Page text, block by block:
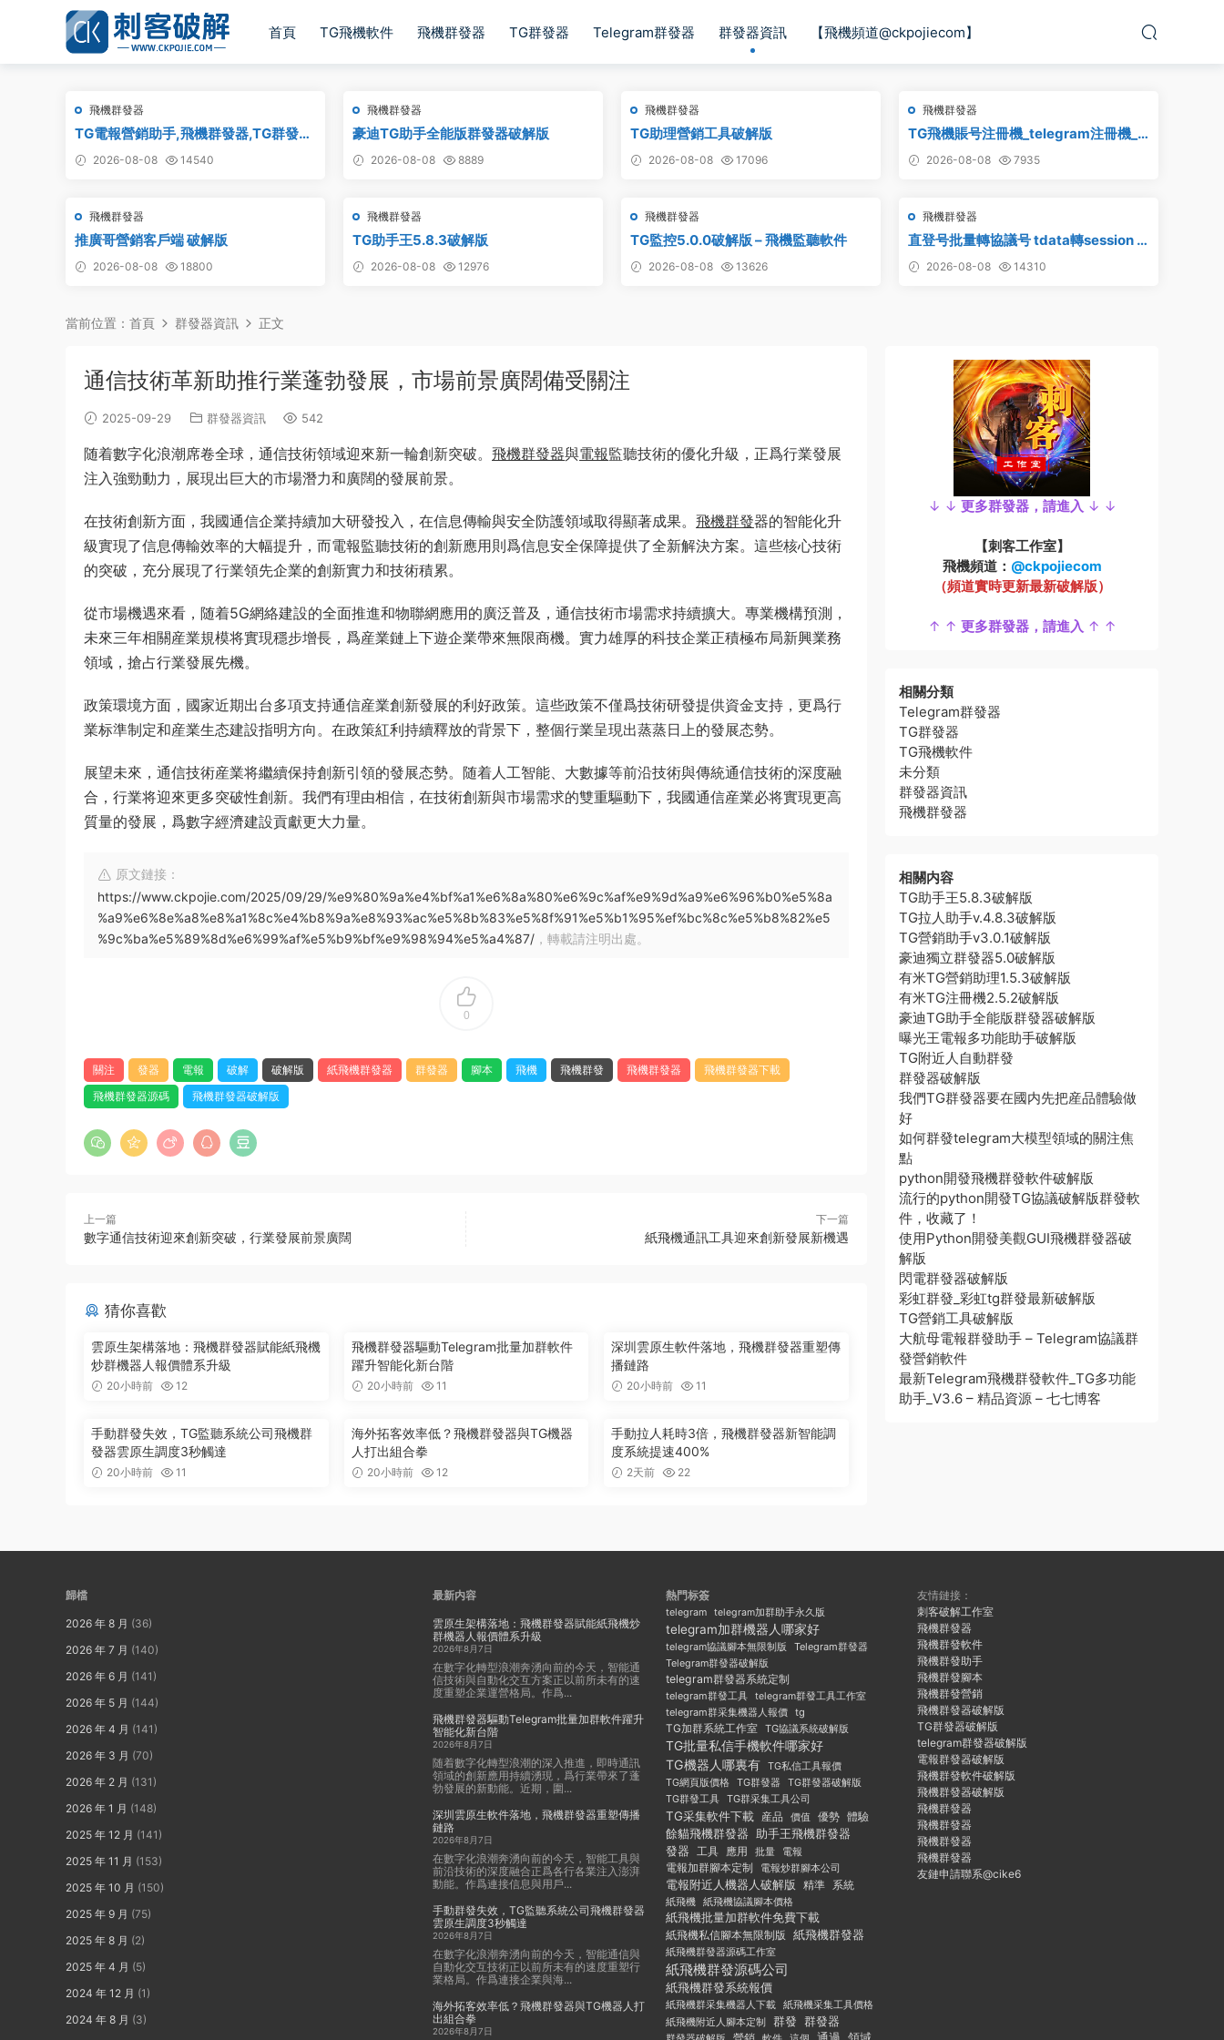
首頁 TG飛機軟件 飛機群發器 TG群發器 Telegram群發器 群發器資訊 【飛機頻道@ckpojiecom】
飛機群發器
TG電報營銷助手,飛機群發器,TG群發
器,群發器破解版,群發軟件,群發工具,群
發協議,Telegram群發器,電報群發,協議
2026-08-08 14540
飛機群發器
豪迪TG助手全能版群發器破解版
2026-08-08 8889
飛機群發器
TG助理營銷工具破解版
2026-08-08 17096
飛機群發器
TG飛機賬号注冊機_telegram注冊機_
電報飛機号注冊機破解版
2026-08-08 7935
飛機群發器
推廣哥營銷客戶端 破解版
2026-08-08 18800
飛機群發器
TG助手王5.8.3破解版
2026-08-08 12976
飛機群發器
TG監控5.0.0破解版 – 飛機監聽軟件
2026-08-08 13626
飛機群發器
直登号批量轉協議号 tdata轉session –
附破解工具
2026-08-08 14310
當前位置： 首頁 群發器資訊 正文
通信技術革新助推行業蓬勃發展，市場前景廣闊備受關注
2025-09-29 群發器資訊 542
随着數字化浪潮席卷全球，通信技術領域迎來新一輪創新突破。 飛機群發器與電報監聽技術的優化升級，正爲行業發展
注入強勁動力，展現出巨大的市場潛力和廣闊的發展前景。
在技術創新方面，我國通信企業持續加大研發投入，在信息傳輸與安全防護領域取得顯著成果。 飛機群發器的智能化升
級實現了信息傳輸效率的大幅提升，而電報監聽技術的創新應用則爲信息安全保障提供了全新解決方案。這些核心技術
的突破，充分展現了行業領先企業的創新實力和技術積累。
從市場機遇來看，随着5G網絡建設的全面推進和物聯網應用的廣泛普及，通信技術市場需求持續擴大。專業機構預測，
未來三年相關産業規模将實現穩步增長，爲産業鏈上下遊企業帶來無限商機。實力雄厚的科技企業正積極布局新興業務
領域，搶占行業發展先機。
政策環境方面，國家近期出台多項支持通信産業創新發展的利好政策。這些政策不僅爲技術研發提供資金支持，更爲行
業标準制定和産業生态建設指明方向。在政策紅利持續釋放的背景下，整個行業呈現出蒸蒸日上的發展态勢。
展望未來，通信技術産業将繼續保持創新引領的發展态勢。随着人工智能、大數據等前沿技術與傳統通信技術的深度融
合，行業将迎來更多突破性創新。我們有理由相信，在技術創新與市場需求的雙重驅動下，我國通信産業必将實現更高
質量的發展，爲數字經濟建設貢獻更大力量。
原文鏈接：
https://www.ckpojie.com/2025/09/29/%e9%80%9a%e4%bf%a1%e6%8a%80%e6%9c%af%e9%9d%a9%e6%96%b0%e5%8a
%a9%e6%8e%a8%e8%a1%8c%e4%b8%9a%e8%93%ac%e5%8b%83%e5%8f%91%e5%b1%95%ef%bc%8c%e5%b8%82%e5
%9c%ba%e5%89%8d%e6%99%af%e5%b9%bf%e9%98%94%e5%a4%87/ ，轉載請注明出處。
0
關注 發器 電報 破解 破解版 紙飛機群發器 群發器 腳本 飛機 飛機群發 飛機群發器
飛機群發器下載
飛機群發器源碼
飛機群發器破解版
上一篇
數字通信技術迎來創新突破，行業發展前景廣闊
下一篇
紙飛機通訊工具迎來創新發展新機遇
猜你喜歡
雲原生架構落地：飛機群發器賦能紙飛機
炒群機器人報價體系升級
20小時前 12
飛機群發器驅動Telegram批量加群軟件
躍升智能化新台階
20小時前 11
深圳雲原生軟件落地，飛機群發器重塑傳
播鏈路
20小時前 11
手動群發失效，TG監聽系統公司飛機群
發器雲原生調度3秒觸達
20小時前 11
海外拓客效率低？飛機群發器與TG機器
人打出組合拳
20小時前 12
手動拉人耗時3倍，飛機群發器新智能調
度系統提速400%
2天前 22
↓ ↓ 更多群發器，請進入 ↓ ↓
【刺客工作室】
飛機頻道： @ckpojiecom
（頻道實時更新最新破解版）
↑ ↑ 更多群發器，請進入 ↑ ↑
相關分類
Telegram群發器
TG群發器
TG飛機軟件
未分類
群發器資訊
飛機群發器
相關内容
TG助手王5.8.3破解版
TG拉人助手v.4.8.3破解版
TG營銷助手v3.0.1破解版
豪迪獨立群發器5.0破解版
有米TG營銷助理1.5.3破解版
有米TG注冊機2.5.2破解版
豪迪TG助手全能版群發器破解版
曝光王電報多功能助手破解版
TG附近人自動群發
群發器破解版
我們TG群發器要在國内先把産品體驗做
好
如何群發telegram大模型領域的關注焦
點
python開發飛機群發軟件破解版
流行的python開發TG協議破解版群發軟
件，收藏了！
使用Python開發美觀GUI飛機群發器破
解版
閃電群發器破解版
彩虹群發_彩虹tg群發最新破解版
TG營銷工具破解版
大航母電報群發助手 – Telegram協議群
發營銷軟件
最新Telegram飛機群發軟件_TG多功能
助手_V3.6 – 精品資源 – 七七博客
歸檔
2026 年 8 月 (36)
2026 年 7 月 (140)
2026 年 6 月 (141)
2026 年 5 月 (144)
2026 年 4 月 (141)
2026 年 3 月 (70)
2026 年 2 月 (131)
2026 年 1 月 (148)
2025 年 12 月 (141)
2025 年 11 月 (153)
2025 年 10 月 (150)
2025 年 9 月 (75)
2025 年 8 月 (2)
2025 年 4 月 (5)
2024 年 12 月 (1)
2024 年 8 月 (3)
最新内容
雲原生架構落地：飛機群發器賦能紙飛機炒
群機器人報價體系升級
2026年8月7日
在數字化轉型浪潮奔湧向前的今天，智能通
信技術與自動化交互方案正以前所未有的速
度重塑企業運營格局。作爲...
飛機群發器驅動Telegram批量加群軟件躍升
智能化新台階
2026年8月7日
随着數字化轉型浪潮的深入推進，即時通訊
領域的創新應用持續湧現，爲行業帶來了蓬
勃發展的新動能。近期，圍...
深圳雲原生軟件落地，飛機群發器重塑傳播
鏈路
2026年8月7日
在數字化浪潮奔湧向前的今天，智能工具與
前沿技術的深度融合正爲各行各業注入澎湃
動能。作爲連接信息與用戶...
手動群發失效，TG監聽系統公司飛機群發器
雲原生調度3秒觸達
2026年8月7日
在數字化浪潮奔湧向前的今天，智能通信與
自動化交互技術正以前所未有的速度重塑行
業格局。作爲連接企業與海...
海外拓客效率低？飛機群發器與TG機器人打
出組合拳
2026年8月7日
熱門标簽
telegram telegram加群助手永久版
telegram加群機器人哪家好
telegram協議腳本無限制版
Telegram群發器
Telegram群發器破解版
telegram群發器系統定制
telegram群發工具 telegram群發工具工作室
telegram群采集機器人報價 tg
TG加群系統工作室 TG協議系統破解版
TG批量私信手機軟件哪家好
TG機器人哪裏有
TG私信工具報價
TG網頁版價格
TG群發器
TG群發器破解版
TG群發工具 TG群采集工具公司
TG采集軟件下載 産品 價值 優勢 體驗
餘貓飛機群發器 助手王飛機群發器
發器 工具 應用 批量 電報
電報加群腳本定制 電報炒群腳本公司
電報附近人機器人破解版 精準
系統
紙飛機
紙飛機協議腳本價格
紙飛機批量加群軟件免費下載
紙飛機私信腳本無限制版 紙飛機群發器
紙飛機群發器源碼工作室
紙飛機群發源碼公司
紙飛機群發系統報價
紙飛機群采集機器人下載 紙飛機采集工具價格
紙飛機附近人腳本定制
群發 群發器
友情鏈接：
刺客破解工作室
飛機群發器
飛機群發軟件
飛機群發助手
飛機群發腳本
飛機群發營銷
飛機群發器破解版
TG群發器破解版
telegram群發器破解版
電報群發器破解版
飛機群發軟件破解版
飛機群發器破解版
飛機群發器
飛機群發器
飛機群發器
飛機群發器
友鏈申請聯系@cike6